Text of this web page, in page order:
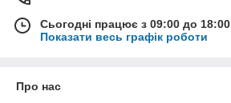
Сьогодні працює з 09:00 до 18:00
Показати весь графік роботи
Про нас